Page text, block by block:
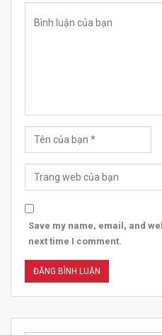
Save my name, email, and
next time I comment.